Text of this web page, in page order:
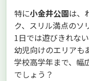
特に小金井公園は、
ク、スリル満点のソ
1日では遊びきれな
幼児向けのエリアも
学校高学年まで、幅
でしょう？